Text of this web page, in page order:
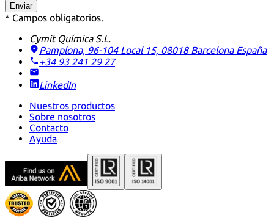
Enviar
* Campos obligatorios.
Cymit Química S.L.
Pamplona, 96-104 Local 15, 08018 Barcelona España
+34 93 241 29 27
LinkedIn
Nuestros productos
Sobre nosotros
Contacto
Ayuda